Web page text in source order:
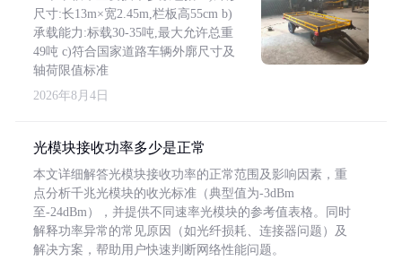
尺寸:长13m×宽2.45m,栏板高55cm b)
承载能力:标载30-35吨,最大允许总重
49吨 c)符合国家道路车辆外廓尺寸及
轴荷限值标准
2026年8月4日
光模块接收功率多少是正常
本文详细解答光模块接收功率的正常范围及影响因素，重
点分析千兆光模块的收光标准（典型值为-3dBm
至-24dBm），并提供不同速率光模块的参考值表格。同时
解释功率异常的常见原因（如光纤损耗、连接器问题）及
解决方案，帮助用户快速判断网络性能问题。